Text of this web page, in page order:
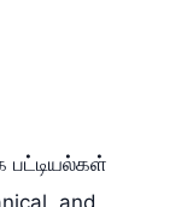
பட்டியல்கள்
and